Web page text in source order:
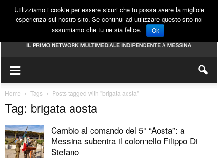
Home Tags Posts tagged with "brigata aosta"
Tag: brigata aosta
Cambio al comando del 5° “Aosta”: a
Messina subentra il colonnello Filippo Di
Stefano
Utilizziamo i cookie per essere sicuri che tu possa avere la migliore
esperienza sul nostro sito. Se continui ad utilizzare questo sito noi
assumiamo che tu ne sia felice.
Ok